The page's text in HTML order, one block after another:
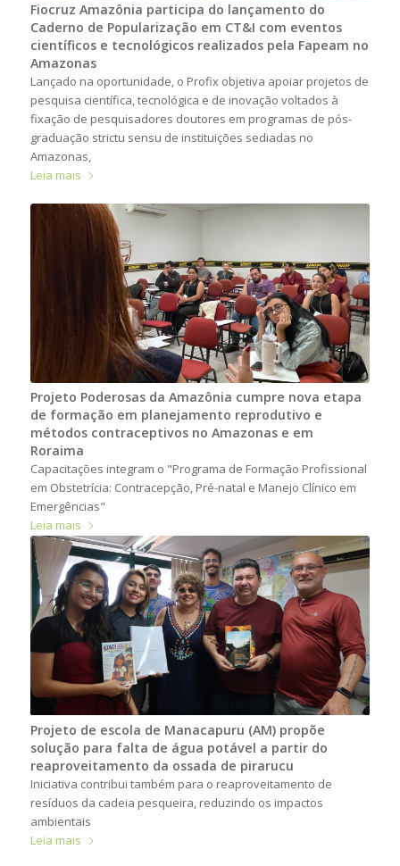
Fiocruz Amazônia participa do lançamento do
Caderno de Popularização em CT&I com eventos
científicos e tecnológicos realizados pela Fapeam no
Amazonas
Lançado na oportunidade, o Profix objetiva apoiar projetos de
pesquisa científica, tecnológica e de inovação voltados à
fixação de pesquisadores doutores em programas de pós-
graduação strictu sensu de instituições sediadas no
Amazonas,
Leia mais
Projeto Poderosas da Amazônia cumpre nova etapa
de formação em planejamento reprodutivo e
métodos contraceptivos no Amazonas e em
Roraima
Capacitações integram o "Programa de Formação Profissional
em Obstetrícia: Contracepção, Pré-natal e Manejo Clínico em
Emergências"
Leia mais
Projeto de escola de Manacapuru (AM) propõe
solução para falta de água potável a partir do
reaproveitamento da ossada de pirarucu
Iniciativa contribui também para o reaproveitamento de
resíduos da cadeia pesqueira, reduzindo os impactos
ambientais
Leia mais